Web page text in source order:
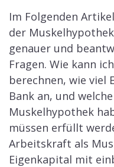
Im Folgenden
der
genauer und
Fragen. Wie kann
berechnen, wie viel
Bank an, und
Muskelhypothek
müssen erfüllt
Arbeitskraft als
Eigenkapital mit